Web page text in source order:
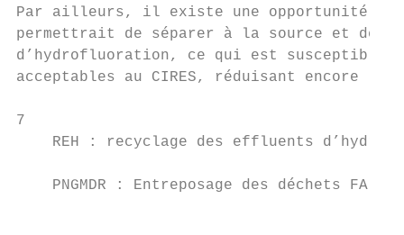
Par ailleurs, il existe une opportunité
permettrait de séparer à la source et de
d’hydrofluoration, ce qui est susceptible
acceptables au CIRES, réduisant encore le
7
REH : recyclage des effluents
PNGMDR : Entreposage des déchets FA-